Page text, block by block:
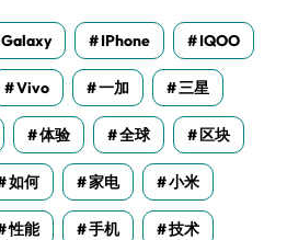
Galaxy IPhone IQOO
Vivo 一加 三星
体验 全球 区块
如何 家电 小米
性能 手机 技术